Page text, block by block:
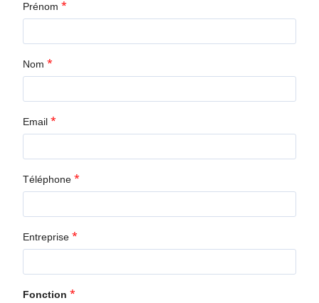
*
Prénom
*
Nom
*
Email
*
Téléphone
*
Entreprise
*
Fonction